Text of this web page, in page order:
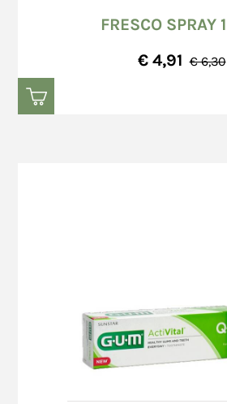
FRESCO SPRAY
€ 4,91 € 6,30